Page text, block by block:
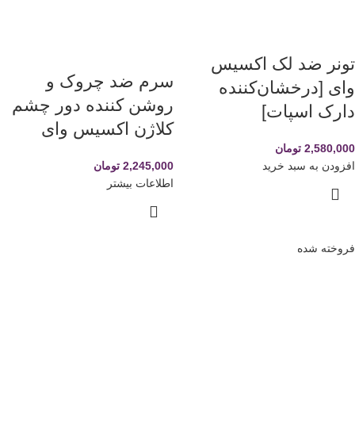
تونر ضد لک اکسیس
وای [درخشان‌کننده
دارک اسپات]
2,580,000 تومان
افزودن به سبد خرید
سرم ضد چروک و
روشن کننده دور چشم
کلاژن اکسیس وای
2,245,000 تومان
اطلاعات بیشتر
فروخته شده